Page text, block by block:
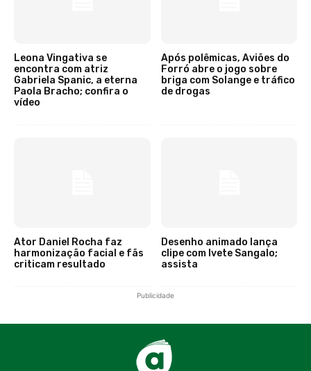
Leona Vingativa se
encontra com atriz
Gabriela Spanic, a eterna
Paola Bracho; confira o
vídeo
Após polêmicas, Aviões do
Forró abre o jogo sobre
briga com Solange e tráfico
de drogas
Ator Daniel Rocha faz
harmonização facial e fãs
criticam resultado
Desenho animado lança
clipe com Ivete Sangalo;
assista
Publicidade